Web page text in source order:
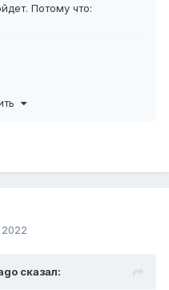
Потому что:
дня вперед, чтобы не
в инете это важно.
сказал: